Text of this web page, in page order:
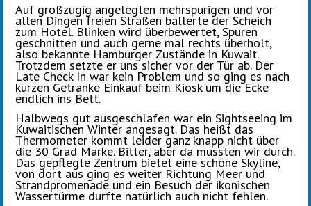
Auf großzügig angelegten mehrspurigen und vor
allen Dingen freien Straßen ballerte der Scheich
zum Hotel. Blinken wird überbewertet, Spuren
geschnitten und auch gerne mal rechts überholt,
also bekannte Hamburger Zustände in Kuwait.
Trotzdem setzte er uns sicher vor der Tür ab. Der
Late Check In war kein Problem und so ging es nach
kurzen Getränke Einkauf beim Kiosk um die Ecke
endlich ins Bett.
Halbwegs gut ausgeschlafen war ein Sightseeing im
Kuwaitischen Winter angesagt. Das heißt das
Thermometer kommt leider ganz knapp nicht über
die 30 Grad Marke. Bitter, aber da mussten wir durch.
Das gepflegte Zentrum bietet eine schöne Skyline,
von dort aus ging es weiter Richtung Meer und
Strandpromenade und ein Besuch der ikonischen
Wassertürme durfte natürlich auch nicht fehlen.